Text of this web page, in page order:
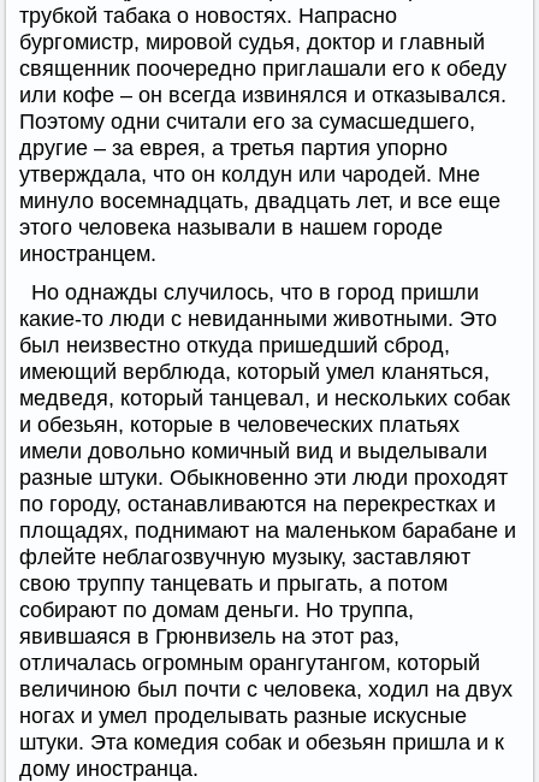
трубкой табака о новостях. Напрасно
бургомистр, мировой судья, доктор и главный
священник поочередно приглашали его к обеду
или кофе – он всегда извинялся и отказывался.
Поэтому одни считали его за сумасшедшего,
другие – за еврея, а третья партия упорно
утверждала, что он колдун или чародей. Мне
минуло восемнадцать, двадцать лет, и все еще
этого человека называли в нашем городе
иностранцем.
Но однажды случилось, что в город пришли
какие-то люди с невиданными животными. Это
был неизвестно откуда пришедший сброд,
имеющий верблюда, который умел кланяться,
медведя, который танцевал, и нескольких собак
и обезьян, которые в человеческих платьях
имели довольно комичный вид и выделывали
разные штуки. Обыкновенно эти люди проходят
по городу, останавливаются на перекрестках и
площадях, поднимают на маленьком барабане и
флейте неблагозвучную музыку, заставляют
свою труппу танцевать и прыгать, а потом
собирают по домам деньги. Но труппа,
явившаяся в Грюнвизель на этот раз,
отличалась огромным орангутангом, который
величиною был почти с человека, ходил на двух
ногах и умел проделывать разные искусные
штуки. Эта комедия собак и обезьян пришла и к
дому иностранца.